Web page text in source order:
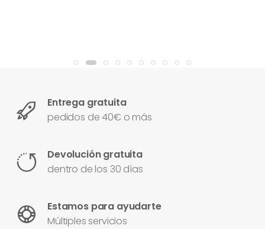
Entrega gratuita
pedidos de 40€ o más
Devolución gratuita
dentro de los 30 días
Estamos para ayudarte
Múltiples servicios